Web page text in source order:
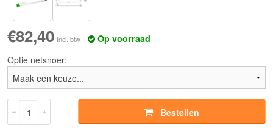
€82,40 Incl. btw
Op voorraad
Optie netsnoer:
Bestellen